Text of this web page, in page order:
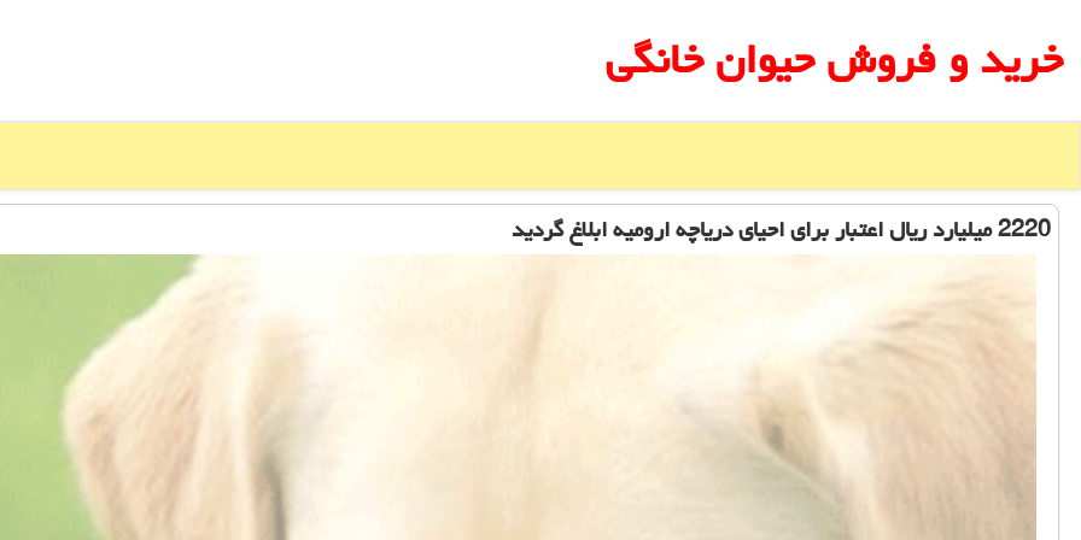
خرید و فروش حیوان خانگی
2220 میلیارد ریال اعتبار برای احیای دریاچه ارومیه ابلاغ گردید